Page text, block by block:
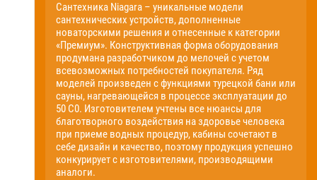
Сантехника Niagara – уникальные модели
сантехнических устройств, дополненные
новаторскими решения и отнесенные к категории
«Премиум». Конструктивная форма оборудования
продумана разработчиком до мелочей с учетом
всевозможных потребностей покупателя. Ряд
моделей произведен с функциями турецкой бани или
сауны, нагревающейся в процессе эксплуатации до
50 С0. Изготовителем учтены все нюансы для
благотворного воздействия на здоровье человека
при приеме водных процедур, кабины сочетают в
себе дизайн и качество, поэтому продукция успешно
конкурирует с изготовителями, производящими
аналоги.